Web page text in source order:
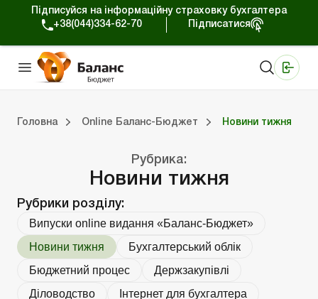
Підписуйся на інформаційну страховку бухгалтера
+38(044)334-62-70
Підписатися
Головна Online Баланс-Бюджет Новини тижня
Рубрика:
Новини тижня
Рубрики розділу:
Випуски online видання «Баланс-Бюджет»
Новини тижня
Бухгалтерський облік
Бюджетний процес
Держзакупівлі
Діловодство
Інтернет для бухгалтера